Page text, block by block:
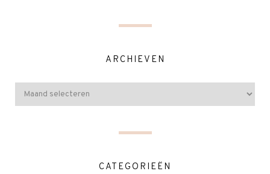
ARCHIEVEN
CATEGORIEËN